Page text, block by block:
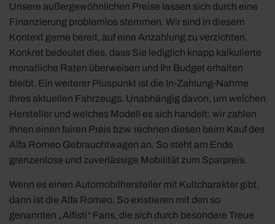
Unsere außergewöhnlichen Preise lassen sich durch eine
Finanzierung problemlos stemmen. Wir sind in diesem
Kontext gerne bereit, auf eine Anzahlung zu verzichten.
Konkret bedeutet dies, dass Sie lediglich knapp kalkulierte
monatliche Raten überweisen und Ihr Budget erhalten
bleibt. Ein weiterer Pluspunkt ist die In-Zahlung-Nahme
Ihres aktuellen Fahrzeugs. Unabhängig davon, um welchen
Hersteller und welches Modell es sich handelt: wir zahlen
Ihnen einen fairen Preis bzw. rechnen diesen beim Kauf des
Alfa Romeo Gebrauchtwagen an. So steht am Ende
grenzenlose und zuverlässige Mobilität zum Sparpreis.
Wenn es einen Automobilhersteller mit Kultcharakter gibt,
dann ist die Alfa Romeo. So existieren mit den so
genannten „Alfisti“ Fans, die sich durch besondere Treue